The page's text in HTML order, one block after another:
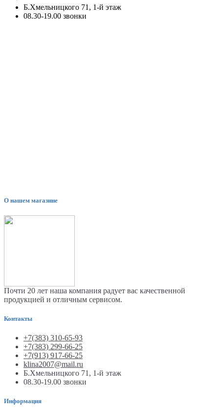
Б.Хмельницкого 71, 1-й этаж
08.30-19.00 звонки
О нашем магазине
Почти 20 лет наша компания радует вас качественной
продукцией и отличным сервисом.
Контакты
+7(383) 310-65-93
+7(383) 299-66-25
+7(913) 917-66-25
klina2007@mail.ru
Б.Хмельницкого 71, 1-й этаж
08.30-19.00 звонки
Информация